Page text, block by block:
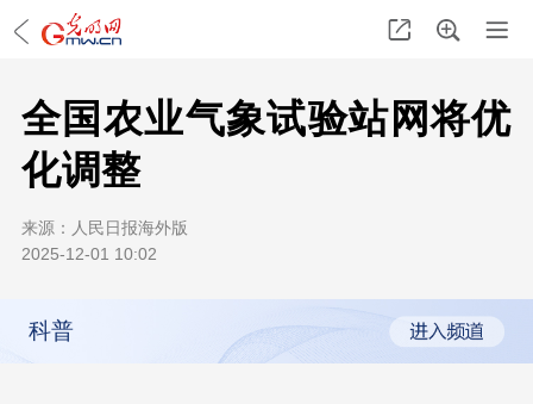
全国农业气象试验站网将优
化调整
来源： 人民日报海外版
2025-12-01 10:02
科普